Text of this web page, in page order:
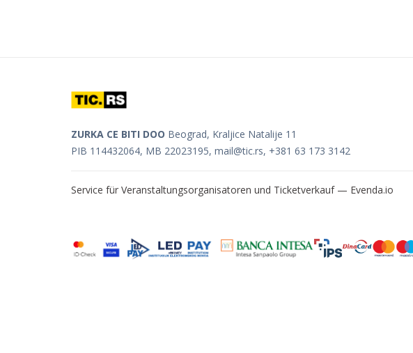
ZURKA CE BITI DOO Beograd, Kraljice Natalije 11
PIB 114432064, MB 22023195, mail@tic.rs, +381 63 173 3142
Service für Veranstaltungsorganisatoren und Ticketverkauf — Evenda.io